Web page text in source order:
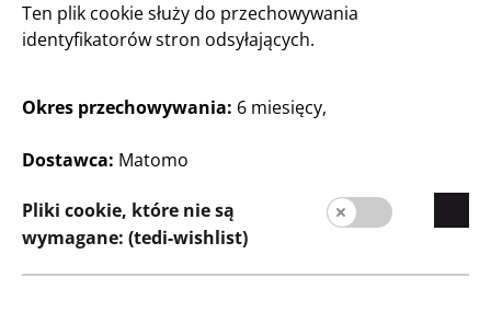
Stopka redakcyjna
System informowania o nieprawidłowościach
Ten plik cookie służy do przechowywania
identyfikatorów stron odsyłających.
Okres przechowywania: 6 miesięcy,
Dostawca: Matomo
Pliki cookie, które nie są
wymagane: (tedi-wishlist)